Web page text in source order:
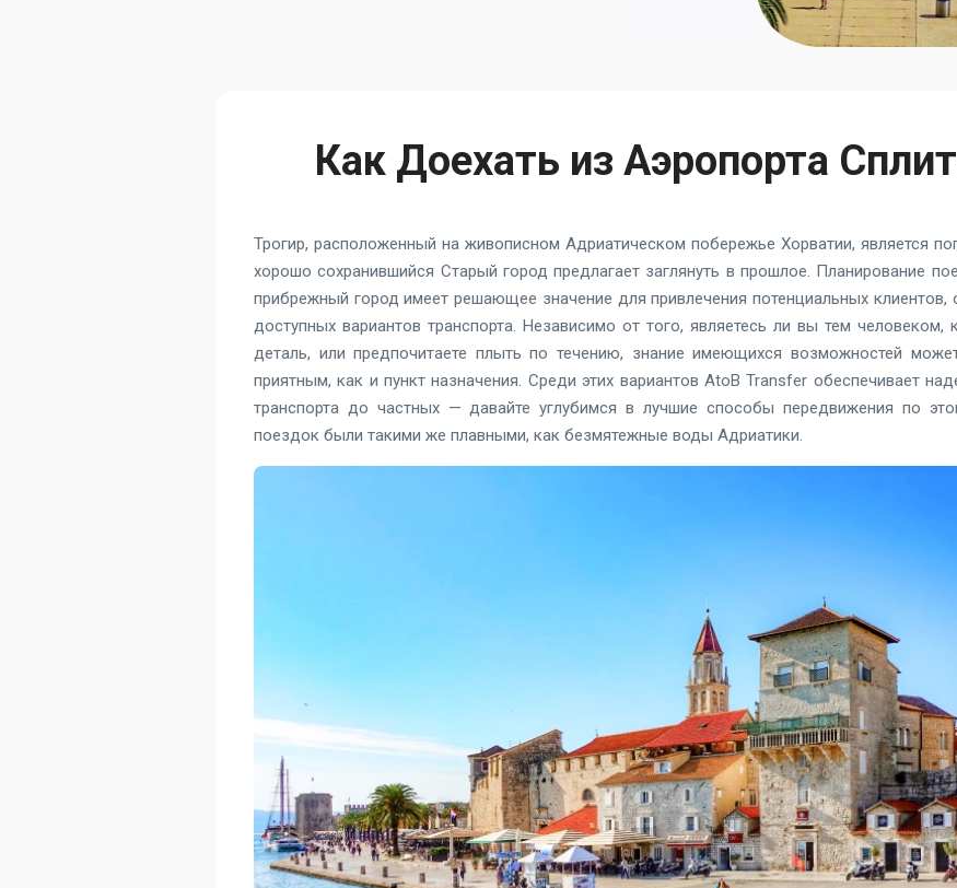
Как Доехать из Аэропорта
Трогир, расположенный на живописном Адриатическом побережье Хорватии, является
хорошо сохранившийся Старый город предлагает заглянуть в прошлое. Планирование
прибрежный город имеет решающее значение для привлечения потенциальных клиентов,
доступных вариантов транспорта. Независимо от того, являетесь ли вы тем
деталь, или предпочитаете плыть по течению, знание имеющихся возможностей
приятным, как и пункт назначения. Среди этих вариантов AtoB Transfer обеспечивает
транспорта до частных — давайте углубимся в лучшие способы передвижения по
поездок были такими же плавными, как безмятежные воды Адриатики.